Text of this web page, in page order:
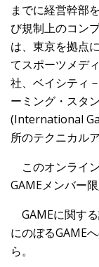
までに経営幹部
び規制上のコン
は、東京を拠点
てスポーツメデ
社、ベイシティ
ーミング・スタ
(International
所のテクニカル
このオンライ
GAMEメンバー限
GAMEに関す
にのぼるGAME
ら。